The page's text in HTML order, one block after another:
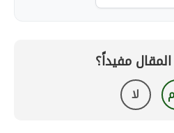
مفيداً؟
لا